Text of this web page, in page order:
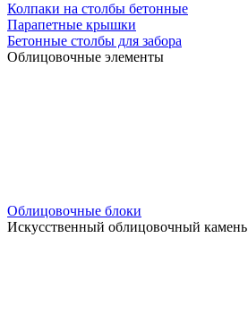
Колпаки на столбы бетонные
Парапетные крышки
Бетонные столбы для забора
Облицовочные элементы
Облицовочные блоки
Искусственный облицовочный камень